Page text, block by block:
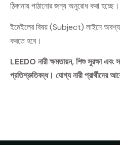
ঠিকানায় পাঠানোর জন্য অনুরোধ করা হচ্ছে।
ইমেইলের বিষয় (Subject) লাইনে
করতে হবে।
LEEDO নারী ক্ষমতায়ন, শিশু সুরক্ষা এবং
প্রতিশ্রুতিবদ্ধ। যোগ্য নারী প্রার্থীদের